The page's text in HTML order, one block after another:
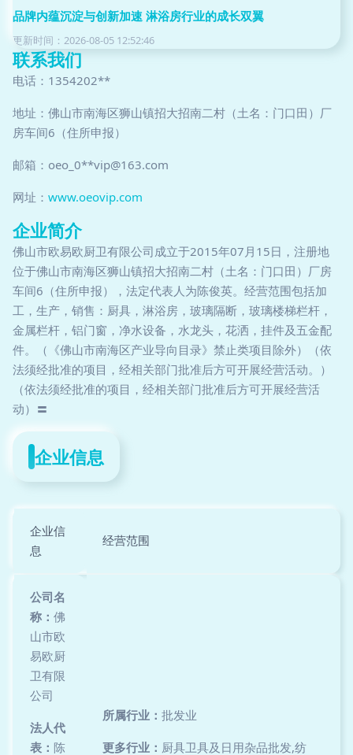
品牌内蕴沉淀与创新加速 淋浴房行业的成长双翼
更新时间：2026-08-05 12:52:46
联系我们
电话：1354202**
地址：佛山市南海区狮山镇招大招南二村（土名：门口田）厂
房车间6（住所申报）
邮箱：oeo_0**vip@163.com
网址： www.oeovip.com
企业简介
佛山市欧易欧厨卫有限公司成立于2015年07月15日，注册地
位于佛山市南海区狮山镇招大招南二村（土名：门口田）厂房
车间6（住所申报），法定代表人为陈俊英。经营范围包括加
工，生产，销售：厨具，淋浴房，玻璃隔断，玻璃楼梯栏杆，
金属栏杆，铝门窗，净水设备，水龙头，花洒，挂件及五金配
件。（《佛山市南海区产业导向目录》禁止类项目除外）（依
法须经批准的项目，经相关部门批准后方可开展经营活动。）
（依法须经批准的项目，经相关部门批准后方可开展经营活
动）〓
企业信息
企业信
息
经营范围
公司名
称： 佛
山市欧
易欧厨
卫有限
公司
法人代
表： 陈
所属行业： 批发业
更多行业： 厨具卫具及日用杂品批发,纺